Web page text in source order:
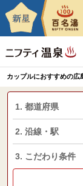
カップルにおすすめの
1. 都道府県
2. 沿線・駅
3. こだわり条件